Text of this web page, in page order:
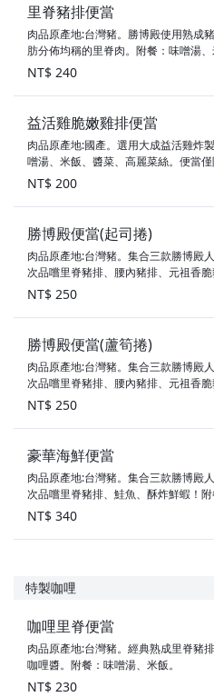
里脊豬排便當
肉品原產地:台灣豬。勝博殿使用熟成
肪分佈均稱的里脊肉。附餐：味噌湯
麗菜絲。便當僅附豬排醬汁，美味秘訣
豬排醬汁一起享用！
NT$ 240
益活雞脆嫩雞排便當
肉品原產地:國產。選用大成益活雞炸
噌湯、米飯、醬菜、高麗菜絲。便當
味秘訣：高麗菜絲搭配豬排醬汁一起享
NT$ 200
勝博殿便當(起司捲)
肉品原產地:台灣豬。集合三款勝博殿
次品嚐里脊豬排、腰內豬排、元祖香脆
味噌湯、米飯、醬菜、高麗菜絲。便當
美味秘訣：高麗菜絲搭配豬排醬汁一起
NT$ 250
勝博殿便當(蘆筍捲)
肉品原產地:台灣豬。集合三款勝博殿
次品嚐里脊豬排、腰內豬排、元祖香脆
味噌湯、米飯、醬菜、高麗菜絲。便當
美味秘訣：高麗菜絲搭配豬排醬汁一起
NT$ 250
豪華海鮮便當
肉品原產地:台灣豬。集合三款勝博殿
次品嚐里脊豬排、鮭魚、酥炸鮮蝦！
飯、醬菜、高麗菜絲。便當僅附豬排醬
高麗菜絲搭配豬排醬汁一起享用！
NT$ 340
特製咖哩
咖哩里脊便當
肉品原產地:台灣豬。經典熟成里脊豬
咖哩醬。附餐：味噌湯、米飯。
NT$ 230